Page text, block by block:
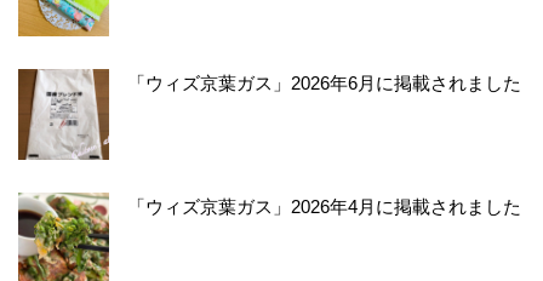
「ウィズ京葉ガス」2026年6月に掲載されました
「ウィズ京葉ガス」2026年4月に掲載されました